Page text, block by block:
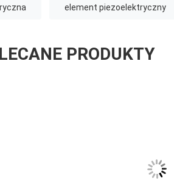
element piezoelektryczny
PRODUKTY